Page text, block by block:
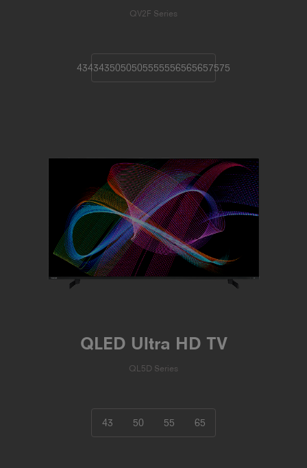
QV2F Series
4343435050505555556565657575
QLED Ultra HD TV
QL5D Series
43 50 55 65